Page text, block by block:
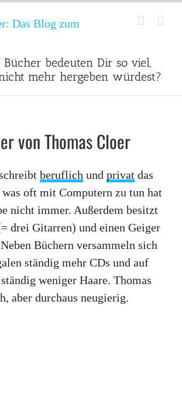
bedeuten Dir so viel,
mehr hergeben würdest?
von Thomas Cloer
beruflich und privat das
oft mit Computern zu tun hat
nicht immer. Außerdem besitzt
drei Gitarren) und einen Geiger
Büchern versammeln sich
ständig mehr CDs und auf
weniger Haare. Thomas
aber durchaus neugierig.